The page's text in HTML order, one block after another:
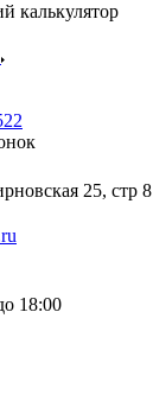
калькулятор
25, стр 8
18:00